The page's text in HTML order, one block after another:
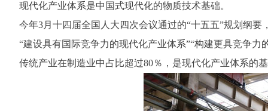
现代化产业体系是中国式现代化的物质技术基础。
今年3月十四届全国人大四次会议通过的“十五五”规划纲要
“建设具有国际竞争力的现代化产业体系”“构建更具竞争力
传统产业在制造业中占比超过80％，是现代化产业体系的